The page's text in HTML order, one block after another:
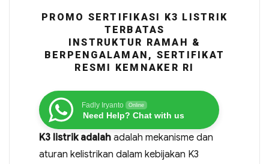
PROMO SERTIFIKASI K3 LISTRIK
TERBATAS
INSTRUKTUR RAMAH &
BERPENGALAMAN, SERTIFIKAT
RESMI KEMNAKER RI
Fadly Iryanto Online
Need Help? Chat with us
K3 listrik adalahadalah mekanisme dan
aturan kelistrikan dalam kebijakan K3